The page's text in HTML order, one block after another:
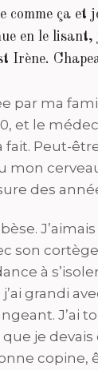
ça et
en le
Irène.
par ma
et le
fait. Peut-
mon
des
son
à
grandi
J’ai
je
copine,